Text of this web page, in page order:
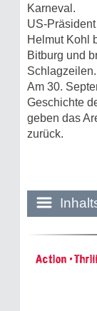
Karneval.
US-
Helmut Kohl
Bitburg und
Schlagzeilen.
Am 30.
Geschichte
geben das
zurück.
Action •